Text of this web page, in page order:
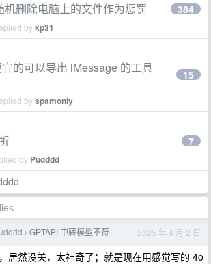
删除电脑上的文件作为惩罚
bykp31
384
的可以导出 iMessage 的工具
byspamonly
15
by Pudddd
7
› GPTAPI 中转模型不符 2025 年 4 月 2 日
居然没关，太神奇了；就是现在用感觉写的 4o